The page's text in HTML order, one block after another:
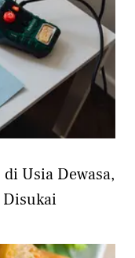
Usia Dewasa,